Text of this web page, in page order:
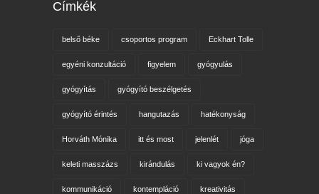
Címkék
belső béke csoportos program Eckhart Tolle
egyéni konzultáció figyelem gyógyulás
gyógyítás gyógyító beszélgetés
gyógyító érintés hangutazás hatékonyság
Horváth Mónika itt és most jelenlét jóga
keleti masszázs kirándulás ki vagyok én?
kommunikáció kontempláció kreativitás